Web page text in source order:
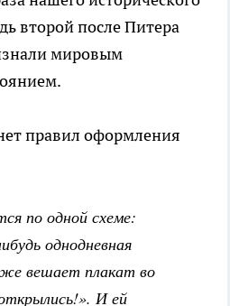
второй после Питера
мировым
правил оформления
по одной схеме:
однодневная
вешает плакат во
И ей